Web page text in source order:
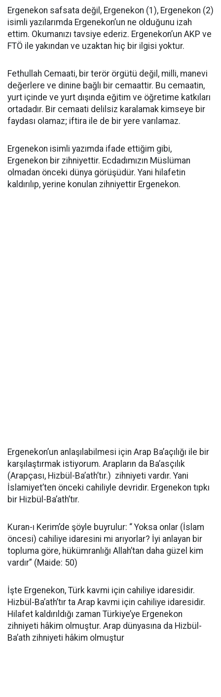
Ergenekon safsata değil, Ergenekon (1), Ergenekon (2)
isimli yazılarımda Ergenekon’un ne olduğunu izah
ettim. Okumanızı tavsiye ederiz. Ergenekon’un AKP ve
FTÖ ile yakından ve uzaktan hiç bir ilgisi yoktur.
Fethullah Cemaati, bir terör örgütü değil, milli, manevi
değerlere ve dinine bağlı bir cemaattir. Bu cemaatin,
yurt içinde ve yurt dışında eğitim ve öğretime katkıları
ortadadır. Bir cemaati delilsiz karalamak kimseye bir
faydası olamaz; iftira ile de bir yere varılamaz.
Ergenekon isimli yazımda ifade ettiğim gibi,
Ergenekon bir zihniyettir. Ecdadımızın Müslüman
olmadan önceki dünya görüşüdür. Yani hilafetin
kaldırılıp, yerine konulan zihniyettir Ergenekon.
Ergenekon’un anlaşılabilmesi için Arap Ba’açılığı ile bir
karşılaştırmak istiyorum. Arapların da Ba’asçılık
(Arapçası, Hizbül-Ba’ath’tır.) zihniyeti vardır. Yani
İslamiyet’ten önceki cahiliyle devridir. Ergenekon tıpkı
bir Hizbül-Ba’ath’tır.
Kuran-ı Kerim’de şöyle buyrulur: “ Yoksa onlar (İslam
öncesi) cahiliye idaresini mi arıyorlar? İyi anlayan bir
topluma göre, hükümranlığı Allah’tan daha güzel kim
vardır” (Maide: 50)
İşte Ergenekon, Türk kavmi için cahiliye idaresidir.
Hizbül-Ba’ath’tır ta Arap kavmi için cahiliye idaresidir.
Hilafet kaldırıldığı zaman Türkiye’ye Ergenekon
zihniyeti hâkim olmuştur. Arap dünyasına da Hizbül-
Ba’ath zihniyeti hâkim olmuştur